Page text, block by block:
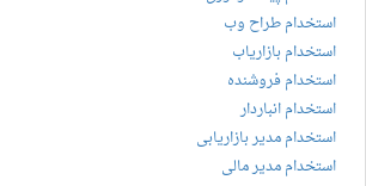
استخدام طراح وب
استخدام بازاریاب
استخدام فروشنده
استخدام انباردار
استخدام مدیر بازاریابی
استخدام مدیر مالی